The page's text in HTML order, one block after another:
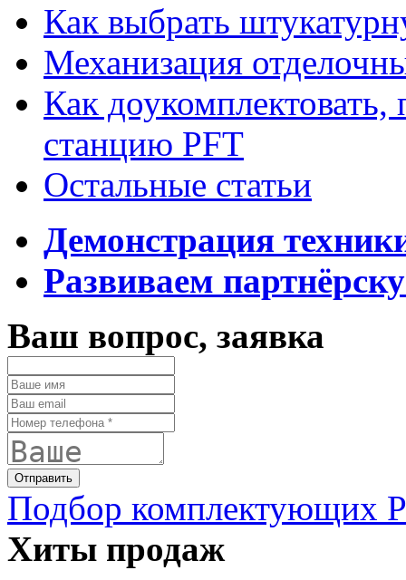
Как выбрать
Механизация
Как
станцию PFT
Остальные статьи
Демонстрация
Развиваем
Ваш вопрос, заявка
Подбор комплектующих
Хиты продаж